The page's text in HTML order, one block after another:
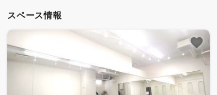
スペース情報